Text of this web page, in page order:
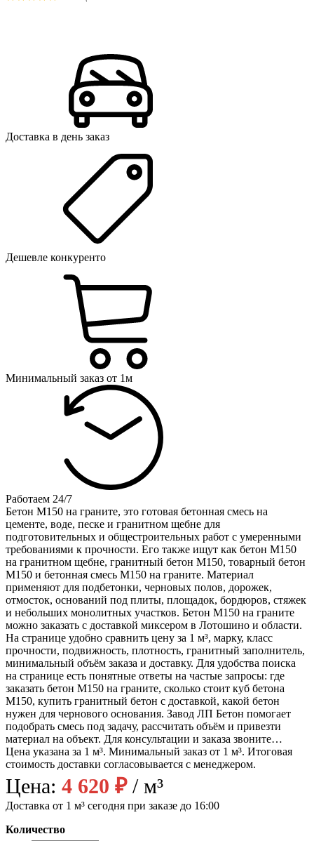
Доставка в день заказ
Дешевле конкуренто
Минимальный заказ от 1м
Работаем 24/7
Бетон М150 на граните, это готовая бетонная смесь на
цементе, воде, песке и гранитном щебне для
подготовительных и общестроительных работ с умеренными
требованиями к прочности. Его также ищут как бетон М150
на гранитном щебне, гранитный бетон М150, товарный бетон
М150 и бетонная смесь М150 на граните. Материал
применяют для подбетонки, черновых полов, дорожек,
отмосток, оснований под плиты, площадок, бордюров, стяжек
и небольших монолитных участков. Бетон М150 на граните
можно заказать с доставкой миксером в Лотошино и области.
На странице удобно сравнить цену за 1 м³, марку, класс
прочности, подвижность, плотность, гранитный заполнитель,
минимальный объём заказа и доставку. Для удобства поиска
на странице есть понятные ответы на частые запросы: где
заказать бетон М150 на граните, сколько стоит куб бетона
М150, купить гранитный бетон с доставкой, какой бетон
нужен для чернового основания. Завод ЛП Бетон помогает
подобрать смесь под задачу, рассчитать объём и привезти
материал на объект. Для консультации и заказа звоните…
Цена указана за 1 м³. Минимальный заказ от 1 м³. Итоговая
стоимость доставки согласовывается с менеджером.
Цена: 4 620 ₽/ м³
Доставка от 1 м³ сегодня при заказе до 16:00
Количество